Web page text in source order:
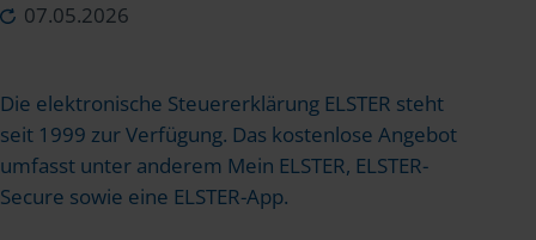
07.05.2026
Die elektronische Steuererklärung ELSTER steht
seit 1999 zur Verfügung. Das kostenlose Angebot
umfasst unter anderem Mein ELSTER, ELSTER-
Secure sowie eine ELSTER-App.